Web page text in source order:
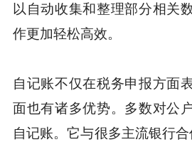
以自动收集和整理部分相关
作更加轻松高效。
自记账不仅在税务申报方面
面也有诸多优势。多数对公
自记账。它与很多主流银行